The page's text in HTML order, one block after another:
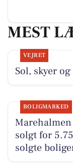
MEST
VEJRET
Sol, skyer
BOLIGMARKED
solgt for
solgte